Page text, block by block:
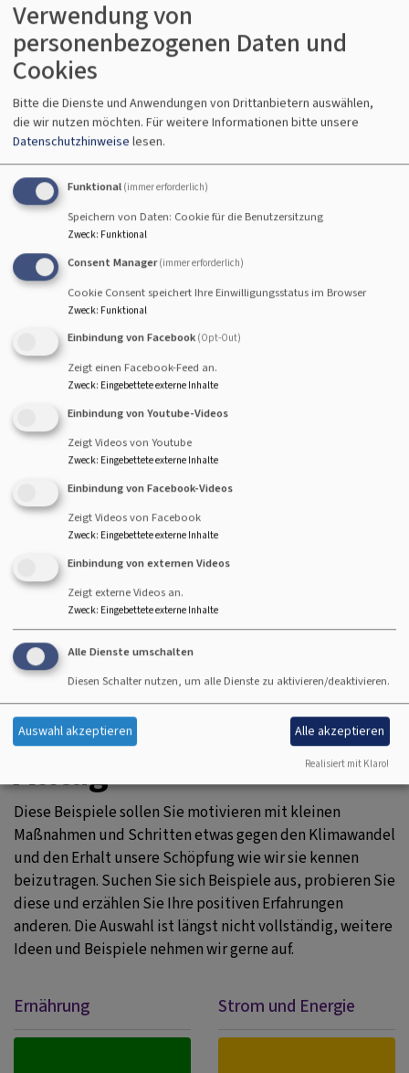
unsere Lebensqualität nicht auf Kosten von Menschen in
anderen Regionen und der nachfolgenden Generationen
geht. Darum bemühen wir uns um regionales und
weltweit solidarisches Handeln. Wir nutzen nach
Möglichkeit regionale Erzeugnisse mit kurzen
Versorgungswegen und Produkte aus fairem Handel.
4. Kirchliches Umweltmanagement umsetzen
Wir wollen unsere bisherigen Bemühungen, achtsam mit
der Schöpfung umzugehen, mit Hilfe des
Umweltmanagements vertiefen und verstärkt umsetzen.
Wir wollen glaubwürdig sein und setzen uns dafür ein,
dass wir unsere kirchlichen Gebäude zur Schonung der
Umwelt umgestalten, um den dort einkehrenden
Menschen gesunde Lebensräume zu schaffen.
Mit dem kirchlichen Umweltmanagement wollen wir im
Gespräch mit anderen gesellschaftlichen Gruppen und
Einrichtungen nach gemeinsamen, umweltschonenden
Wegen suchen und im Sinne des „Grünen Gockels“ eine
kontinuierliche Verbesserung erreichen. Wir wollen in
unserem Handeln transparent sein, die allgemein,
gesetzlichen Vorschriften beachten, die Mitarbeiterinnen
und Mitarbeiter regelmäßig informieren und sie als
Unterstützung einbeziehen. Unsere Maßnahmen im
Umweltmanagement dokumentieren wir transparent
und nachhaltig für die Generationen nach uns.
Schöpfungsleitlinien der gemeinsamen Dienststelle
"Dekanatsweite Dienste E18".
Best Practice –
Umweltschutz für den
Alltag
Diese Beispiele sollen Sie motivieren mit kleinen
Maßnahmen und Schritten etwas gegen den Klimawandel
und den Erhalt unsere Schöpfung wie wir sie kennen
beizutragen. Suchen Sie sich Beispiele aus, probieren Sie
diese und erzählen Sie Ihre positiven Erfahrungen
anderen. Die Auswahl ist längst nicht vollständig, weitere
Ideen und Beispiele nehmen wir gerne auf.
Ernährung Strom und Energie
Verwendung von
personenbezogenen Daten und
Cookies
Bitte die Dienste und Anwendungen von Drittanbietern auswählen,
die wir nutzen möchten. Für weitere Informationen bitte unsere
Datenschutzhinweise lesen.
Funktional (immer erforderlich)
Speichern von Daten: Cookie für die Benutzersitzung
Zweck: Funktional
Consent Manager (immer erforderlich)
Cookie Consent speichert Ihre Einwilligungsstatus im Browser
Zweck: Funktional
Einbindung von Facebook (Opt-Out)
Zeigt einen Facebook-Feed an.
Zweck: Eingebettete externe Inhalte
Einbindung von Youtube-Videos
Zeigt Videos von Youtube
Zweck: Eingebettete externe Inhalte
Einbindung von Facebook-Videos
Zeigt Videos von Facebook
Zweck: Eingebettete externe Inhalte
Einbindung von externen Videos
Zeigt externe Videos an.
Zweck: Eingebettete externe Inhalte
Alle Dienste umschalten
Diesen Schalter nutzen, um alle Dienste zu aktivieren/deaktivieren.
Auswahl akzeptieren Alle akzeptieren
Realisiert mit Klaro!